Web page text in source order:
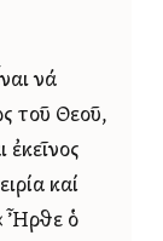
νά
τοῦ Θεοῦ,
ἐκεῖνος
καί
«Ἦρθε ὁ